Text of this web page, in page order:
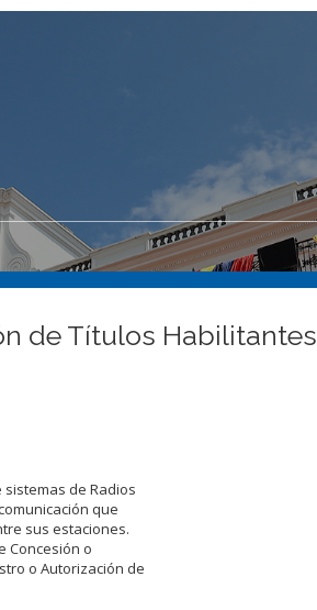
de Títulos Habilitantes
de Radios
que
sus estaciones.
Concesión o
o Autorización de